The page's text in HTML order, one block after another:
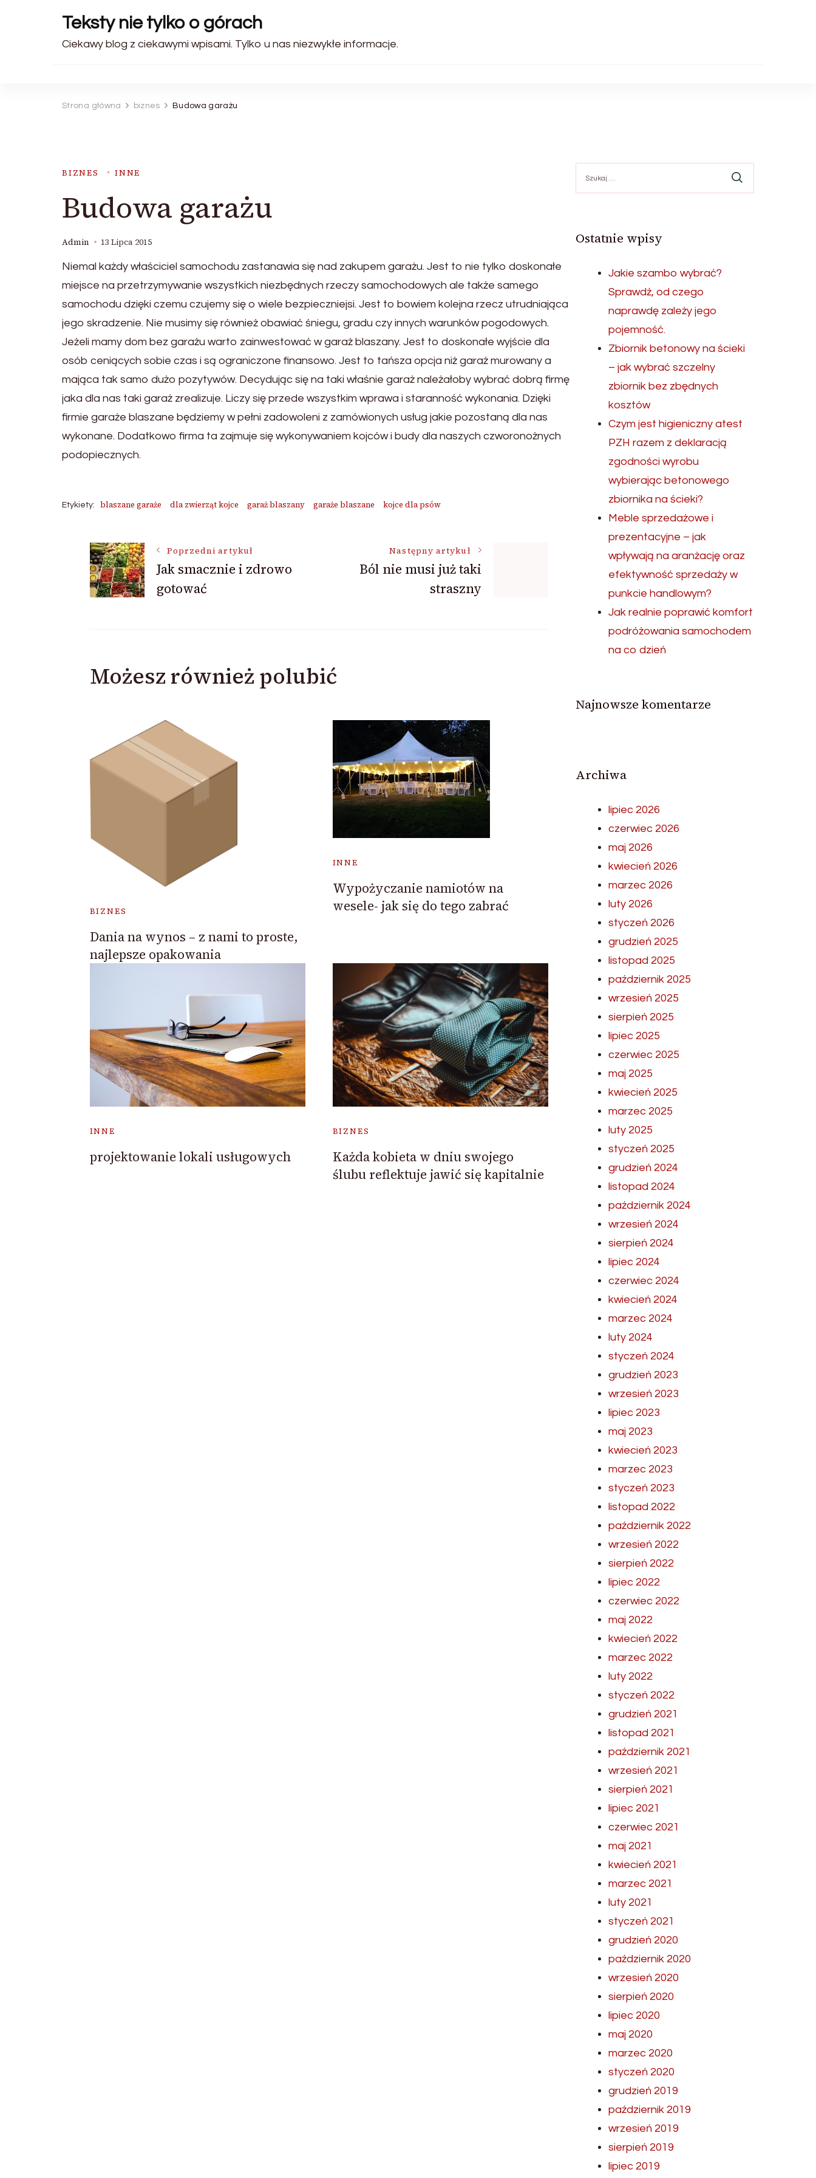
Teksty nie tylko o górach
Ciekawy blog z ciekawymi wpisami. Tylko u nas niezwykłe informacje.
Strona główna biznes Budowa garażu
BIZNES INNE
Budowa garażu
Admin 13 Lipca 2015
Niemal każdy właściciel samochodu zastanawia się nad zakupem garażu. Jest to nie tylko doskonałe
miejsce na przetrzymywanie wszystkich niezbędnych rzeczy samochodowych ale także samego
samochodu dzięki czemu czujemy się o wiele bezpieczniejsi. Jest to bowiem kolejna rzecz utrudniająca
jego skradzenie. Nie musimy się również obawiać śniegu, gradu czy innych warunków pogodowych.
Jeżeli mamy dom bez garażu warto zainwestować w garaż blaszany. Jest to doskonałe wyjście dla
osób ceniących sobie czas i są ograniczone finansowo. Jest to tańsza opcja niż garaż murowany a
mająca tak samo dużo pozytywów. Decydując się na taki właśnie garaż należałoby wybrać dobrą firmę
jaka dla nas taki garaż zrealizuje. Liczy się przede wszystkim wprawa i staranność wykonania. Dzięki
firmie garaże blaszane będziemy w pełni zadowoleni z zamówionych usług jakie pozostaną dla nas
wykonane. Dodatkowo firma ta zajmuje się wykonywaniem kojców i budy dla naszych czworonożnych
podopiecznych.
Etykiety: blaszane garaże dla zwierząt kojce garaż blaszany garaże blaszane kojce dla psów
Nawigacja
wpisu
Poprzedni artykuł
Jak smacznie i zdrowo
gotować
Następny artykuł
Ból nie musi już taki
straszny
Możesz również polubić
BIZNES
Dania na wynos – z nami to proste,
najlepsze opakowania
INNE
Wypożyczanie namiotów na
wesele- jak się do tego zabrać
INNE
projektowanie lokali usługowych
BIZNES
Każda kobieta w dniu swojego
ślubu reflektuje jawić się kapitalnie
Ostatnie wpisy
Jakie szambo wybrać?
Sprawdź, od czego
naprawdę zależy jego
pojemność.
Zbiornik betonowy na ścieki
– jak wybrać szczelny
zbiornik bez zbędnych
kosztów
Czym jest higieniczny atest
PZH razem z deklaracją
zgodności wyrobu
wybierając betonowego
zbiornika na ścieki?
Meble sprzedażowe i
prezentacyjne – jak
wpływają na aranżację oraz
efektywność sprzedaży w
punkcie handlowym?
Jak realnie poprawić komfort
podróżowania samochodem
na co dzień
Najnowsze komentarze
Archiwa
lipiec 2026
czerwiec 2026
maj 2026
kwiecień 2026
marzec 2026
luty 2026
styczeń 2026
grudzień 2025
listopad 2025
październik 2025
wrzesień 2025
sierpień 2025
lipiec 2025
czerwiec 2025
maj 2025
kwiecień 2025
marzec 2025
luty 2025
styczeń 2025
grudzień 2024
listopad 2024
październik 2024
wrzesień 2024
sierpień 2024
lipiec 2024
czerwiec 2024
kwiecień 2024
marzec 2024
luty 2024
styczeń 2024
grudzień 2023
wrzesień 2023
lipiec 2023
maj 2023
kwiecień 2023
marzec 2023
styczeń 2023
listopad 2022
październik 2022
wrzesień 2022
sierpień 2022
lipiec 2022
czerwiec 2022
maj 2022
kwiecień 2022
marzec 2022
luty 2022
styczeń 2022
grudzień 2021
listopad 2021
październik 2021
wrzesień 2021
sierpień 2021
lipiec 2021
czerwiec 2021
maj 2021
kwiecień 2021
marzec 2021
luty 2021
styczeń 2021
grudzień 2020
październik 2020
wrzesień 2020
sierpień 2020
lipiec 2020
maj 2020
marzec 2020
styczeń 2020
grudzień 2019
październik 2019
wrzesień 2019
sierpień 2019
lipiec 2019